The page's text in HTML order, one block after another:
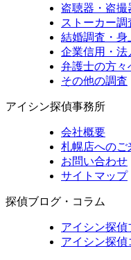
盗聴器・盗撮
ストーカー調
結婚調査・身
企業信用・法
弁護士の方々
その他の調査
アイシン探偵事務所
会社概要
札幌店へのご
お問い合わせ
サイトマップ
探偵ブログ・コラム
アイシン探偵
アイシン探偵